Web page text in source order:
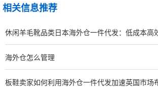
相关信息推荐
休闲羊毛靴品类日本海外仓一件代发：低成本高
海外仓怎么管理
板鞋卖家如何利用海外仓一件代发加速英国市场